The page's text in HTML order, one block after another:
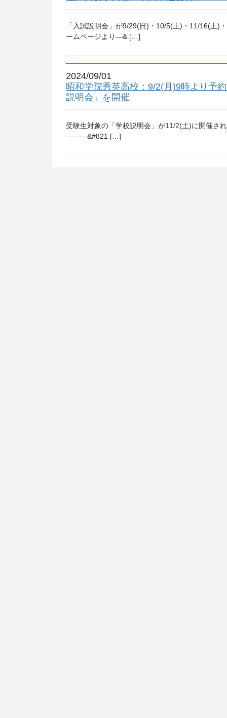
「入試説明会」が9/29(日)・10/5(土)・11/16(
ームページより—& […]
2024/09/01
昭和学院秀英高校：9/2(月)9時より予
説明会」を開催
受験生対象の「学校説明会」が11/2(土)に開催
———&#821 […]